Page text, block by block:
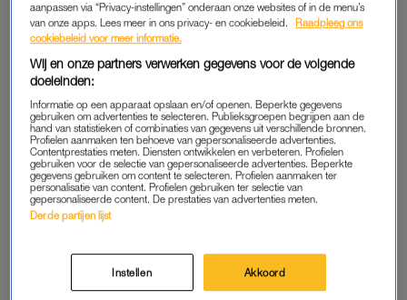
MILJARDEN EURO’S
en Rechtsbescherming – beide posten gaan naar NSC –
komen.
De financiële ruimte daarentegen is niet onbeperkt, erkent hij.
“Cheques zijn niet blanco. Dit moet opgelost worden, maar
wel op een nette manier.” Met het toeslagenherstel zijn al vele
miljarden euro’s gemoeid, maar afhankelijk van de keuzes die
rekening nog fors verder oplopen.
aanpassen via “Privacy-instellingen” onderaan onze websites of in de menu’s
van onze apps. Lees meer in ons privacy- en cookiebeleid.
Raadpleeg ons
cookiebeleid voor meer informatie.
Wij en onze partners verwerken gegevens voor de volgende
doeleinden:
Informatie op een apparaat opslaan en/of openen. Beperkte gegevens
gebruiken om advertenties te selecteren. Publieksgroepen begrijpen aan de
hand van statistieken of combinaties van gegevens uit verschillende bronnen.
Profielen aanmaken ten behoeve van gepersonaliseerde advertenties.
Contentprestaties meten. Diensten ontwikkelen en verbeteren. Profielen
gebruiken voor de selectie van gepersonaliseerde advertenties. Beperkte
gegevens gebruiken om content te selecteren. Profielen aanmaken ter
personalisatie van content. Profielen gebruiken ter selectie van
gepersonaliseerde content. De prestaties van advertenties meten.
Derde partijen lijst
Instellen Akkoord